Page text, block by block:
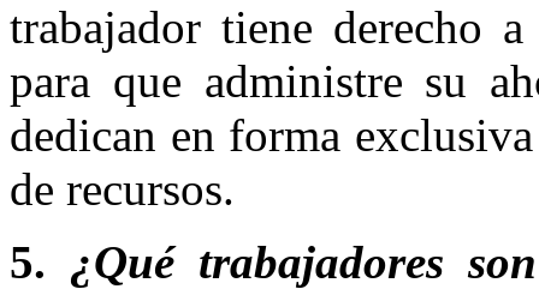
trabajador tiene derecho
para que administre su
dedican en forma
de recursos.
5. ¿Qué trabajadores